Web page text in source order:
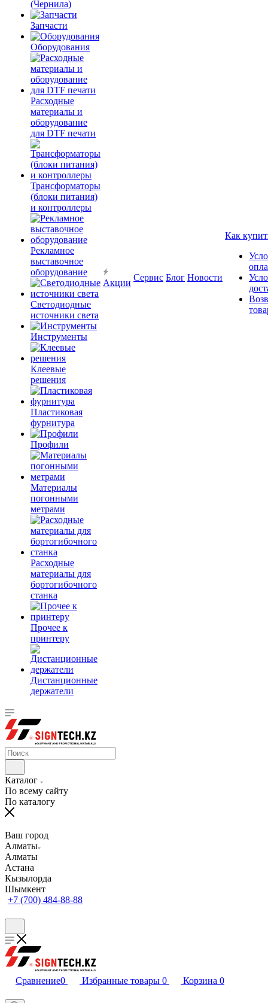
(Чернила)
Запчасти
Оборудования
Расходные
материалы и
оборудование
для DTF печати
Трансформаторы
(блоки питания)
и контроллеры
Рекламное
выставочное
оборудование
Светодиодные
источники света
Инструменты
Клеевые
решения
Пластиковая
фурнитура
Профили
Материалы
погонными
метрами
Расходные
материалы для
бортогибочного
станка
Прочее к
принтеру
Дистанционные
держатели
Акции
Сервис Блог Новости
Как
Каталог
По всему сайту
По каталогу
Ваш город
Алматы
Алматы
Астана
Кызылорда
Шымкент
+7 (700) 484-88-88
Сравнение0 Избранные товары 0 Корзина 0